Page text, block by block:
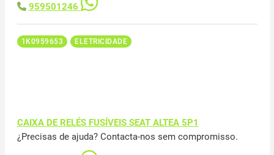
959501246
1K0959653 ELETRICIDADE
CAIXA DE RELÉS FUSÍVEIS SEAT ALTEA 5P1
¿Precisas de ajuda? Contacta-nos sem compromisso.